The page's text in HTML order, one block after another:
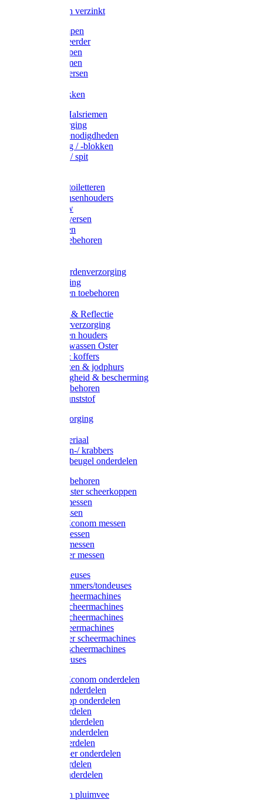
Voerbakken verzinkt
Warmtelampen
Staartcoupeerder
Biggenkappen
Neuskrammen
Varken diversen
Varkensbakken
Halsters / Halsriemen
Hoefverzorging
Lammer benodigdheden
Ramdektuig / -blokken
Vastzetpen / spit
Poetsen & toiletteren
Zadel-/Trensenhouders
Halstertouw
Halsters diversen
Hoofdstellen
Zadel & toebehoren
Rapide paardenverzorging
Ruiter kleding
Hoofdstellen toebehoren
Verlichting & Reflectie
Rapide leerverzorging
Likstenen en houders
Poetsen & wassen Oster
Poetssets & koffers
Ruiter laarzen & jodphurs
Ruiter veiligheid & bescherming
Ruiter - toebehoren
Voerbak kunststof
Klauwverzorging
Injectiemateriaal
Hoefmessen-/ krabbers
Hoefbekapbeugel onderdelen
Messen toebehoren
Moser & Oster scheerkoppen
Hauptner messen
Liscop messen
Aesculap/Econom messen
Heiniger messen
Constanta messen
FarmClipper messen
Moser tondeuses
Overige trimmers/tondeuses
Heiniger scheermachines
Hauptner scheermachines
Aesculap scheermachines
Liscop scheermachines
FarmClipper scheermachines
Constanta scheermachines
Wahl tondeuses
Aesculap/Econom onderdelen
Hauptner onderdelen
Lister/Liscop onderdelen
Eider onderdelen
Heiniger onderdelen
Constanta onderdelen
Moser onderdelen
Farm Clipper onderdelen
Oster onderdelen
TailWell onderdelen
Voerbakken pluimvee